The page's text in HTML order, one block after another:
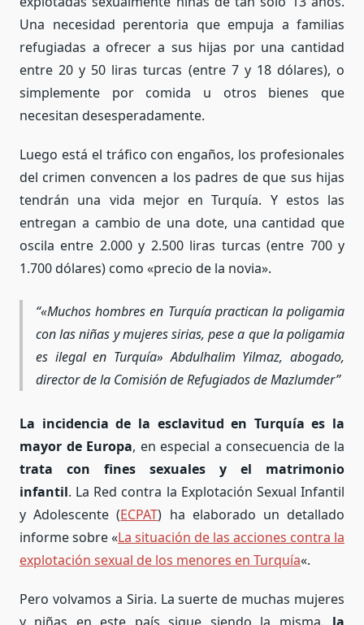
Una necesidad perentoria que empuja a familias
refugiadas a ofrecer a sus hijas por una cantidad
entre 20 y 50 liras turcas (entre 7 y 18 dólares), o
simplemente por comida u otros bienes que
necesitan desesperadamente.
Luego está el tráfico con engaños, los profesionales
del crimen convencen a los padres de que sus hijas
tendrán una vida mejor en Turquía. Y estos las
entregan a cambio de una dote, una cantidad que
oscila entre 2.000 y 2.500 liras turcas (entre 700 y
1.700 dólares) como «precio de la novia».
«Muchos hombres en Turquía practican la poligamia
con las niñas y mujeres sirias, pese a que la poligamia
es ilegal en Turquía» Abdulhalim Yilmaz, abogado,
director de la Comisión de Refugiados de Mazlumder
La incidencia de la esclavitud en Turquía es la
mayor de Europa, en especial a consecuencia de la
trata con fines sexuales y el matrimonio
infantil. La Red contra la Explotación Sexual Infantil
y Adolescente (ECPAT) ha elaborado un detallado
informe sobre «La situación de las acciones contra la
explotación sexual de los menores en Turquía«.
Pero volvamos a Siria. La suerte de muchas mujeres